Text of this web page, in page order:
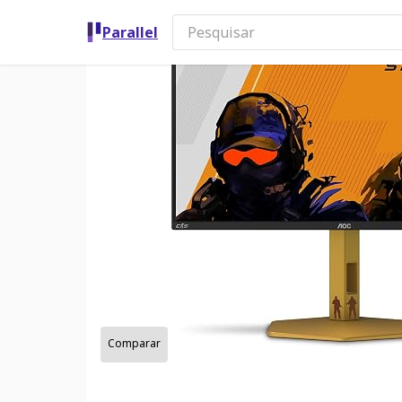
Parallel
Comparar